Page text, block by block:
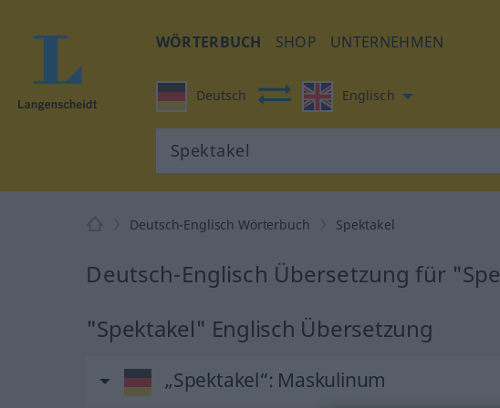
WÖRTERBUCH SHOP UNTERNEHMEN
Deutsch Englisch
Deutsch-Englisch Wörterbuch Spektakel
Deutsch-Englisch Übersetzung für
"Spektakel" Englisch Übersetzung
„Spektakel“: Maskulinum